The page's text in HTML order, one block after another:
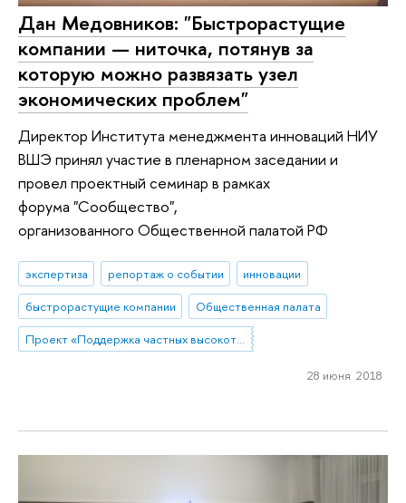
Дан Медовников: "Быстрорастущие
компании — ниточка, потянув за
которую можно развязать узел
экономических проблем"
Директор Института менеджмента инноваций НИУ
ВШЭ принял участие в пленарном заседании и
провел проектный семинар в рамках
форума "Сообщество",
организованного Общественной палатой РФ
экспертиза репортаж о событии
инновации
быстрорастущие компании
Общественная палата
Проект «Поддержка частных высокотехнологических компаний-лидеров»
28 июня 2018